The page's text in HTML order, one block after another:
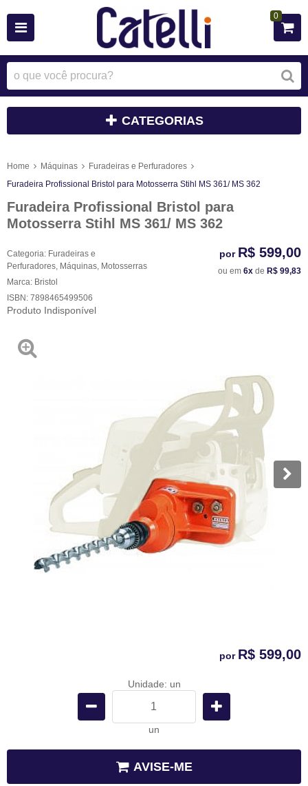
0
CATEGORIAS
Home Máquinas
Furadeiras e Perfuradores
Furadeira Profissional Bristol para Motosserra Stihl MS 361/ MS 362
Furadeira Profissional Bristol para
Motosserra Stihl MS 361/ MS 362
Categoria: Furadeiras e
Perfuradores Máquinas Motosserras
Marca: Bristol
ISBN: 7898465499506
Produto Indisponível
por R$ 599,00
ou em 6x de R$ 99,83
por R$ 599,00
Unidade: un
un
AVISE-ME